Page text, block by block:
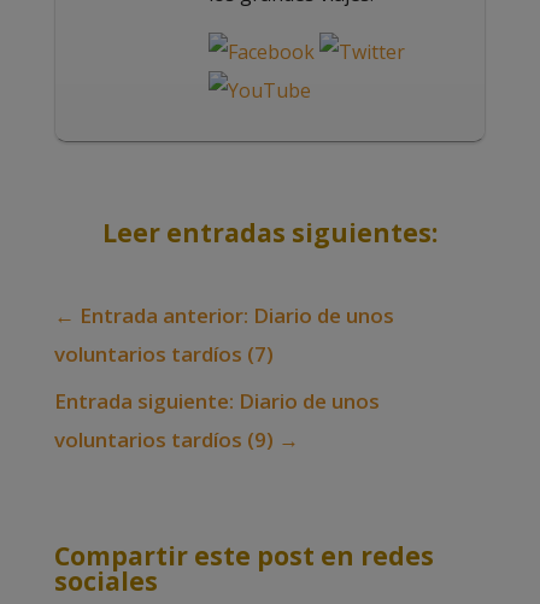
Leer entradas siguientes:
← Entrada anterior: Diario de unos
voluntarios tardíos (7)
Entrada siguiente: Diario de unos
voluntarios tardíos (9) →
Compartir este post en redes
sociales